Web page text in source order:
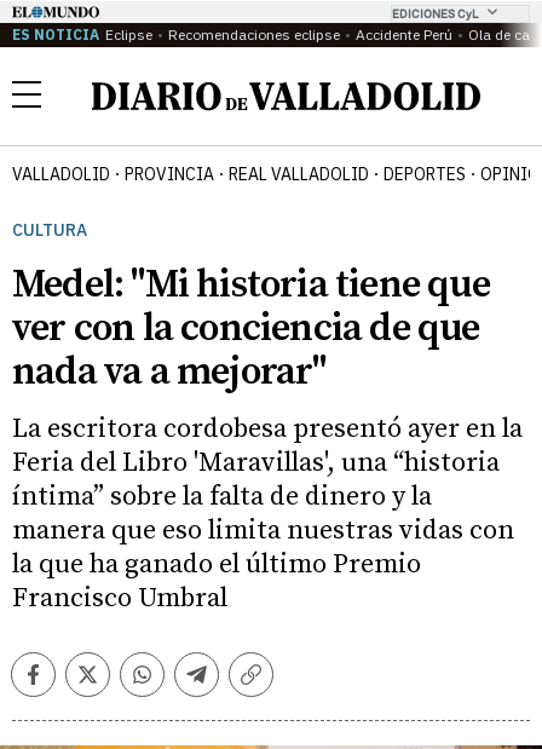
EDICIONES CyL
ES NOTICIA Eclipse Recomendaciones eclipse Accidente Perú Ola de
Menú
VALLADOLID PROVINCIA REAL VALLADOLID DEPORTES
CULTURA
Medel: "Mi historia tiene que
ver con la conciencia de que
nada va a mejorar"
La escritora cordobesa presentó ayer en la
Feria del Libro 'Maravillas', una “historia
íntima” sobre la falta de dinero y la
manera que eso limita nuestras vidas con
la que ha ganado el último Premio
Francisco Umbral
FacebookTwitterWhatsappTelegramCopiar